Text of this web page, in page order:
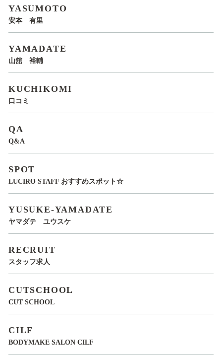
YASUMOTO
安本 有里
YAMADATE
山舘 裕輔
KUCHIKOMI
口コミ
QA
Q&A
SPOT
LUCIRO STAFF おすすめスポット☆
YUSUKE-YAMADATE
ヤマダテ ユウスケ
RECRUIT
スタッフ求人
CUTSCHOOL
CUT SCHOOL
CILF
BODYMAKE SALON CILF